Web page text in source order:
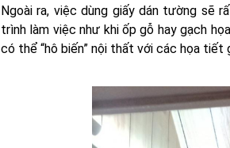
Ngoài ra, việc dùng giấy dán tường sẽ
trình làm việc như khi ốp gỗ hay gạch
có thể “hô biến” nội thất với các họa